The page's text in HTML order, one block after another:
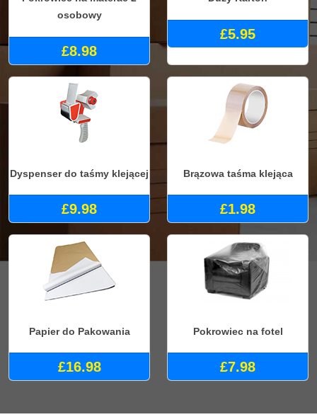
osobowy
£8.98
£5.95
Dyspenser do taśmy klejącej
£9.98
Brązowa taśma klejąca
£1.98
Papier do Pakowania
£16.98
Pokrowiec na fotel
£7.98